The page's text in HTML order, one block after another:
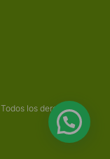
los derechos